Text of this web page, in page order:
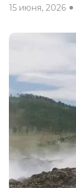
15 июня, 2026